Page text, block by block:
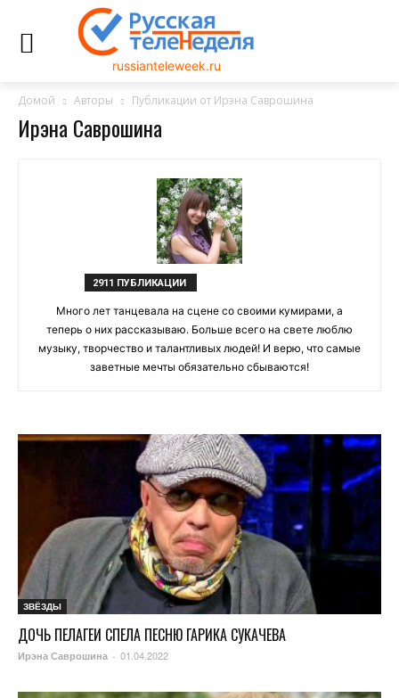
russianteleweek.ru
Домой Авторы Публикации от Ирэна Саврошина
Ирэна Саврошина
2911 ПУБЛИКАЦИИ
Много лет танцевала на сцене со своими кумирами, а
теперь о них рассказываю. Больше всего на свете люблю
музыку, творчество и талантливых людей! И верю, что самые
заветные мечты обязательно сбываются!
ЗВЁЗДЫ
ДОЧЬ ПЕЛАГЕИ СПЕЛА ПЕСНЮ ГАРИКА СУКАЧЕВА
Ирэна Саврошина - 01.04.2022